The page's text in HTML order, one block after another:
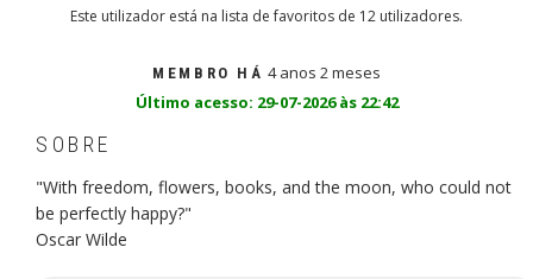
Este utilizador está na lista de favoritos de 12 utilizadores.
MEMBRO HÁ 4 anos 2 meses
Último acesso: 29-07-2026 às 22:42
SOBRE
"With freedom, flowers, books, and the moon, who could not
be perfectly happy?"
Oscar Wilde